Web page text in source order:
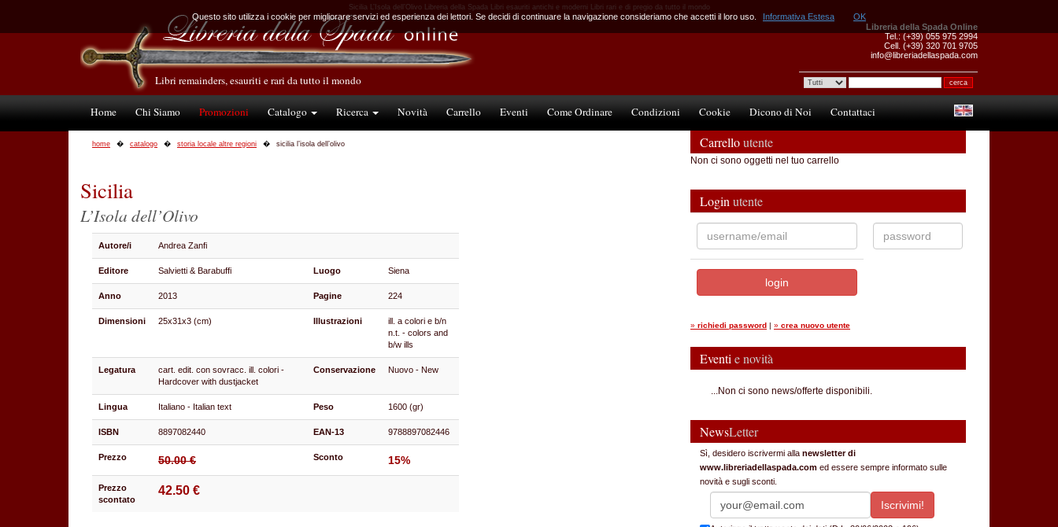
Sicilia L’Isola dell’Olivo Libreria della Spada Libri esauriti antichi e moderni Libri rari e di pregio da tutto il mondo
Libreria della Spada Online
Tel.: (+39) 055 975 2994
Cell. (+39) 320 701 9705
info@libreriadellaspada.com
Libri remainders, esauriti e rari da tutto il mondo
Home Chi Siamo Promozioni Catalogo Ricerca Novità Carrello Eventi Come Ordinare Condizioni Cookie Dicono di Noi Contattaci
home catalogo storia locale altre regioni sicilia l’isola dell’olivo
Sicilia
L’Isola dell’Olivo
Autore/i Andrea Zanfi
Editore Salvietti & Barabuffi Luogo Siena
Anno 2013 Pagine 224
Dimensioni 25x31x3 (cm) Illustrazioni
ill. a colori e b/n
n.t. - colors and
b/w ills
Legatura
cart. edit. con sovracc. ill. colori -
Hardcover with dustjacket
Conservazione Nuovo - New
Lingua Italiano - Italian text Peso 1600 (gr)
ISBN 8897082440 EAN-13 9788897082446
Prezzo 50.00 € Sconto 15%
Prezzo
scontato
42.50 €
Carrelloutente
Non ci sono oggetti nel tuo carrello
Login utente
» richiedi password | » crea nuovo utente
Eventi e novità
...Non ci sono news/offerte disponibili.
NewsLetter
Sì, desidero iscrivermi alla newsletter di
www.libreriadellaspada.com ed essere sempre informato sulle
novità e sugli sconti.
Questo sito utilizza i cookie per migliorare servizi ed esperienza dei lettori. Se decidi di continuare la navigazione consideriamo che accetti il loro uso. Informativa Estesa OK